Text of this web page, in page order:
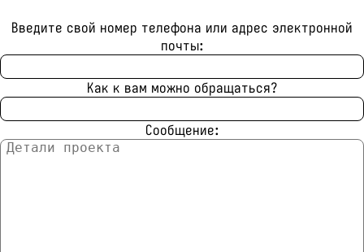
Введите свой номер телефона или адрес электронной
почты:
Как к вам можно обращаться?
Сообщение: